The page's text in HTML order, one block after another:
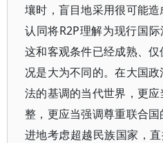
壤时，盲目地采用很可能
认同将R2P理解为现行国
这和客观条件已经成熟、
况是大为不同的。在大国
法的基调的当代世界，更
整，更应当强调尊重联合
进地考虑超越民族国家，